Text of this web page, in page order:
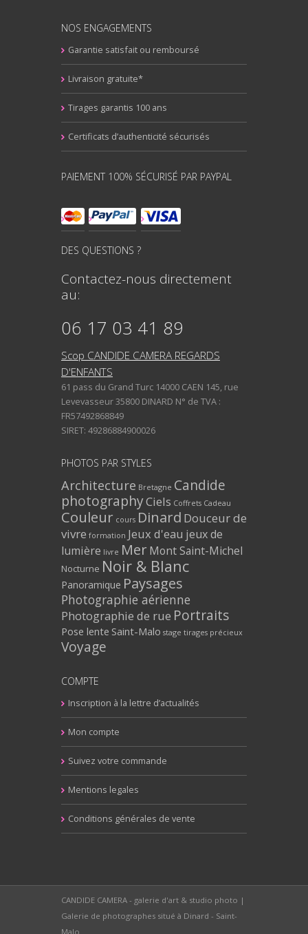
NOS ENGAGEMENTS
Garantie satisfait ou remboursé
Livraison gratuite*
Tirages garantis 100 ans
Certificats d’authenticité sécurisés
PAIEMENT 100% SÉCURISÉ PAR PAYPAL
DES QUESTIONS ?
Contactez-nous directement
au:
06 17 03 41 89
Scop CANDIDE CAMERA REGARDS
D'ENFANTS
61 pass du Grand Turc 14000 CAEN 145, rue
Levevasseur 35800 DINARD N° de TVA :
FR57492868849
SIRET: 49286884900026
PHOTOS PAR STYLES
Architecture Bretagne Candide
photographyCiels Coffrets Cadeau
Couleur cours Dinard Douceur de
vivre formation Jeux d'eau jeux de
lumière livre Mer Mont Saint-Michel
Nocturne Noir & Blanc
Panoramique Paysages
Photographie aérienne
Photographie de rue Portraits
Pose lente Saint-Malo stage tirages précieux
Voyage
COMPTE
Inscription à la lettre d’actualités
Mon compte
Suivez votre commande
Mentions legales
Conditions générales de vente
CANDIDE CAMERA - galerie d'art & studio photo |
Galerie de photographes situé à Dinard - Saint-
Malo